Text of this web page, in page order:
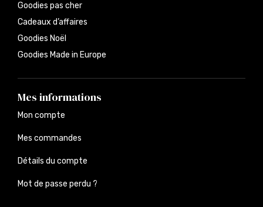
Goodies pas cher
Cadeaux d’affaires
Goodies Noël
Goodies Made in Europe
Mes informations
Mon compte
Mes commandes
Détails du compte
Mot de passe perdu ?